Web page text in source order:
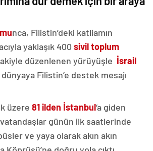
nca, Filistin’deki katliamın
yaklaşık 400 sivil toplum
düzenlenen yürüyüşle İsrail
Filistin’e destek mesajı
üzere 81 ilden İstanbul‘a giden
günün ilk saatlerinde
ve yaya olarak akın akın